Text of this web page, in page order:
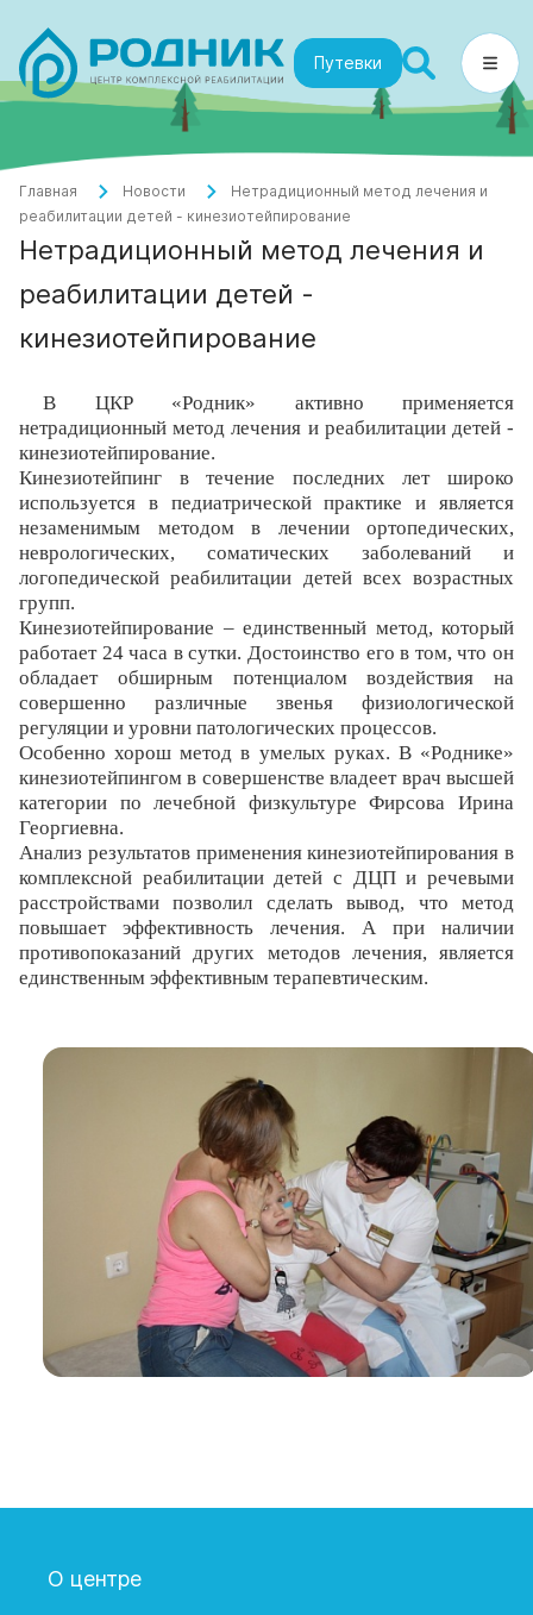
Путевки
Главная Новости
Нетрадиционный метод лечения и
реабилитации детей - кинезиотейпирование
Нетрадиционный метод лечения и
реабилитации детей -
кинезиотейпирование
В ЦКР «Родник» активно применяется
нетрадиционный метод лечения и реабилитации детей -
кинезиотейпирование.
Кинезиотейпинг в течение последних лет широко
используется в педиатрической практике и является
незаменимым методом в лечении ортопедических,
неврологических, соматических заболеваний и
логопедической реабилитации детей всех возрастных
групп.
Кинезиотейпирование – единственный метод, который
работает 24 часа в сутки. Достоинство его в том, что он
обладает обширным потенциалом воздействия на
совершенно различные звенья физиологической
регуляции и уровни патологических процессов.
Особенно хорош метод в умелых руках. В «Роднике»
кинезиотейпингом в совершенстве владеет врач высшей
категории по лечебной физкультуре Фирсова Ирина
Георгиевна.
Анализ результатов применения кинезиотейпирования в
комплексной реабилитации детей с ДЦП и речевыми
расстройствами позволил сделать вывод, что метод
повышает эффективность лечения. А при наличии
противопоказаний других методов лечения, является
единственным эффективным терапевтическим.
О центре